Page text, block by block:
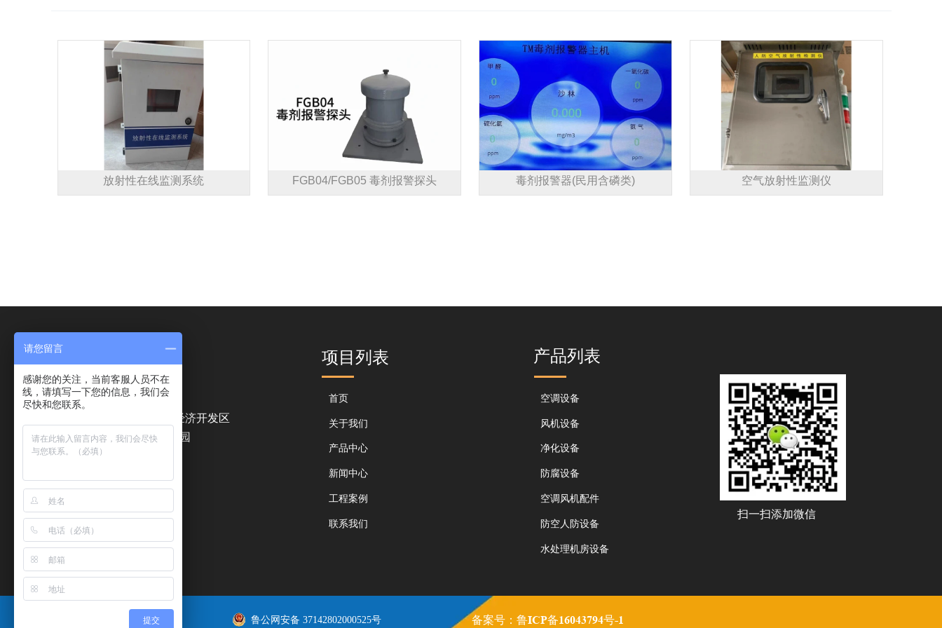
联系方式：0534-2178822
公司传真：0534-5077099
公司地址：山东省德州市经济开发区
中央空调工业园
项目列表 产品列表
备案号： 鲁ICP备16043794号-1
鲁公网安备 37142802000525号
首页
关于我们
产品中心
新闻中心
工程案例
联系我们
空调设备
风机设备
净化设备
防腐设备
空调风机配件
防空人防设备
水处理机房设备
扫一扫添加微信
联系我们
放射性在线监测系统 FGB04/FGB05 毒剂报警探头 毒剂报警器(民用含磷类) 空气放射性监测仪
请您留言
感谢您的关注，当前客服人员不在
线，请填写一下您的信息，我们会
尽快和您联系。
提交